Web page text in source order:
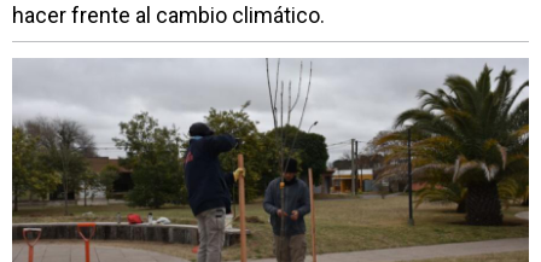
hacer frente al cambio climático.